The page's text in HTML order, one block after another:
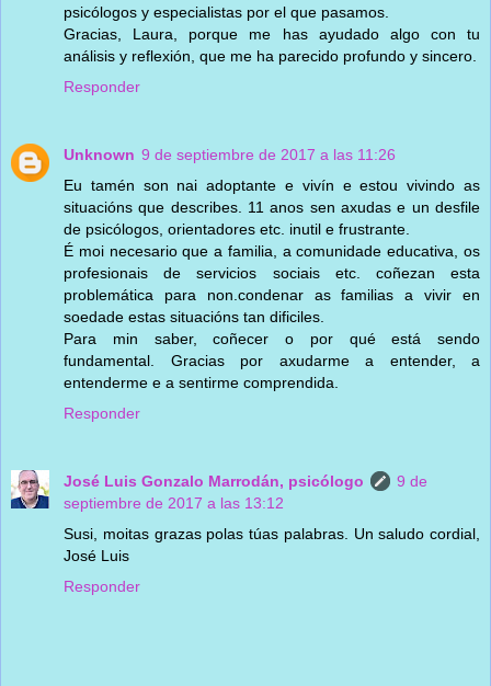
psicólogos y especialistas por el que pasamos.
Gracias, Laura, porque me has ayudado algo con tu
análisis y reflexión, que me ha parecido profundo y sincero.
Responder
Unknown 9 de septiembre de 2017 a las 11:26
Eu tamén son nai adoptante e vivín e estou vivindo as
situacións que describes. 11 anos sen axudas e un desfile
de psicólogos, orientadores etc. inutil e frustrante.
É moi necesario que a familia, a comunidade educativa, os
profesionais de servicios sociais etc. coñezan esta
problemática para non.condenar as familias a vivir en
soedade estas situacións tan dificiles.
Para min saber, coñecer o por qué está sendo
fundamental. Gracias por axudarme a entender, a
entenderme e a sentirme comprendida.
Responder
José Luis Gonzalo Marrodán, psicólogo
9 de
septiembre de 2017 a las 13:12
Susi, moitas grazas polas túas palabras. Un saludo cordial,
José Luis
Responder